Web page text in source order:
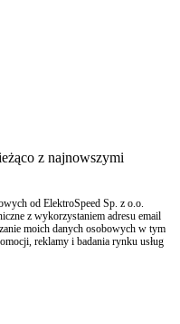
z najnowszymi
od ElektroSpeed Sp. z o.o.
z wykorzystaniem adresu email
moich danych osobowych w tym
reklamy i badania rynku usług